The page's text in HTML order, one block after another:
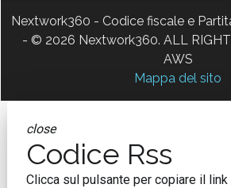
Nextwork360 - Codice fiscale e
- © 2026 Nextwork360. ALL
AWS
Mappa del sito
close
Codice Rss
Clicca sul pulsante per copiare il link